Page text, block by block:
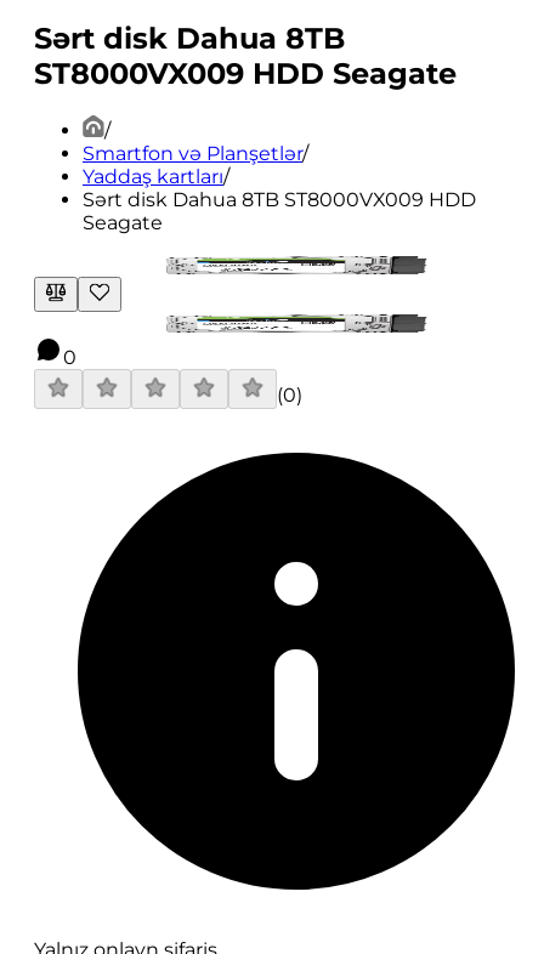
Sərt disk Dahua 8TB
ST8000VX009 HDD Seagate
/
Smartfon və Planşetlər/
Yaddaş kartları/
Sərt disk Dahua 8TB ST8000VX009 HDD
Seagate
0
(0)
Yalnız onlayn sifariş